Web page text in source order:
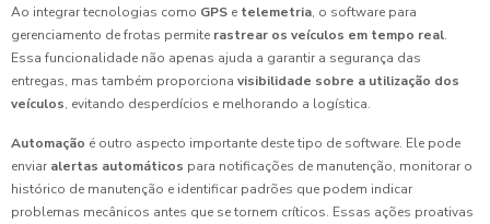
Ao integrar tecnologias como GPS e telemetria, o software para
gerenciamento de frotas permite rastrear os veículos em tempo real.
Essa funcionalidade não apenas ajuda a garantir a segurança das
entregas, mas também proporciona visibilidade sobre a utilização dos
veículos, evitando desperdícios e melhorando a logística.
Automação é outro aspecto importante deste tipo de software. Ele pode
enviar alertas automáticos para notificações de manutenção, monitorar o
histórico de manutenção e identificar padrões que podem indicar
problemas mecânicos antes que se tornem críticos. Essas ações proativas